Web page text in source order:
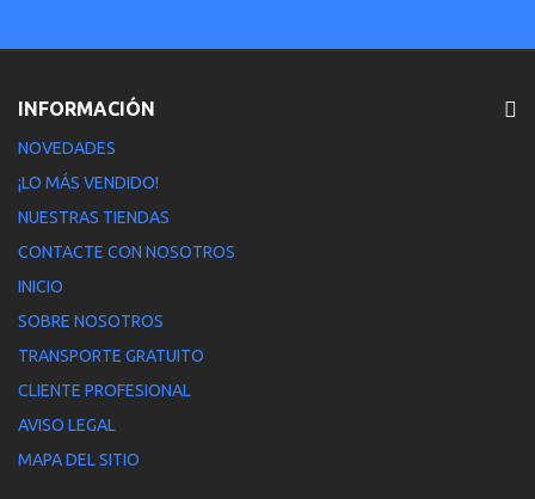
INFORMACIÓN
NOVEDADES
¡LO MÁS VENDIDO!
NUESTRAS TIENDAS
CONTACTE CON NOSOTROS
INICIO
SOBRE NOSOTROS
TRANSPORTE GRATUITO
CLIENTE PROFESIONAL
AVISO LEGAL
MAPA DEL SITIO